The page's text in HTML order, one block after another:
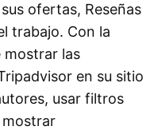
ofertas, Reseñas
trabajo. Con la
mostrar las
en su sitio
usar filtros
mostrar